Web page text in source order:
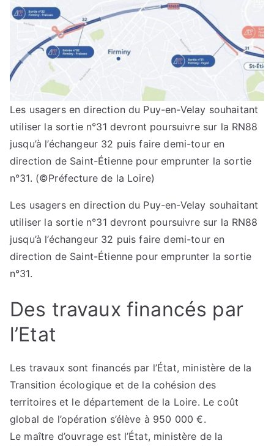
Les usagers en direction du Puy-en-Velay souhaitant
utiliser la sortie n°31 devront poursuivre sur la RN88
jusqu’à l’échangeur 32 puis faire demi-tour en
direction de Saint-Étienne pour emprunter la sortie
n°31. (©Préfecture de la Loire)
Les usagers en direction du Puy-en-Velay souhaitant
utiliser la sortie n°31 devront poursuivre sur la RN88
jusqu’à l’échangeur 32 puis faire demi-tour en
direction de Saint-Étienne pour emprunter la sortie
n°31.
Des travaux financés par
l’Etat
Les travaux sont financés par l’État, ministère de la
Transition écologique et de la cohésion des
territoires et le département de la Loire. Le coût
global de l’opération s’élève à 950 000 €.
Le maître d’ouvrage est l’État, ministère de la